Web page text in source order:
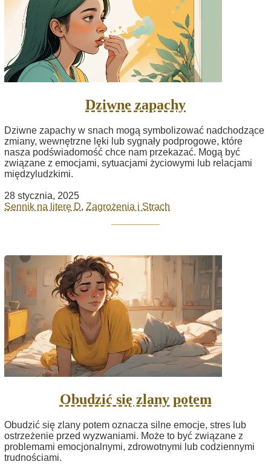
Dziwne zapachy
Dziwne zapachy w snach mogą symbolizować nadchodzące
zmiany, wewnętrzne lęki lub sygnały podprogowe, które
nasza podświadomość chce nam przekazać. Mogą być
związane z emocjami, sytuacjami życiowymi lub relacjami
międzyludzkimi.
28 stycznia, 2025
Sennik na literę D, Zagrożenia i Strach
Obudzić się zlany potem
Obudzić się zlany potem oznacza silne emocje, stres lub
ostrzeżenie przed wyzwaniami. Może to być związane z
problemami emocjonalnymi, zdrowotnymi lub codziennymi
trudnościami.